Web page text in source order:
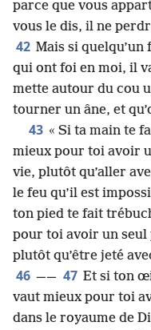
parce que vous
vous le dis, il ne
42 Mais si
qui ont foi en moi, il
mette autour du cou
tourner un âne, et
43 « Si ta main te
mieux pour toi avoir
vie, plutôt qu’aller
le feu qu’il est
ton pied te fait
pour toi avoir un seul
plutôt qu’être jeté
46 —— 47 Et si ton
vaut mieux pour toi
dans le royaume de